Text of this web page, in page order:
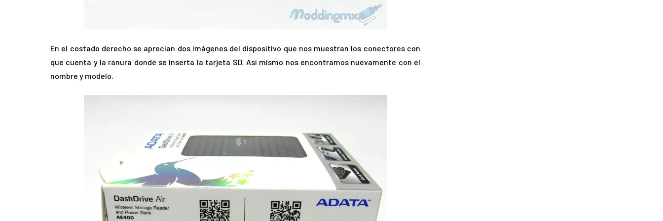
En el costado derecho se aprecian dos imágenes del dispositivo que nos muestran los conectores con
que cuenta y la ranura donde se inserta la tarjeta SD. Así mismo nos encontramos nuevamente con el
nombre y modelo.